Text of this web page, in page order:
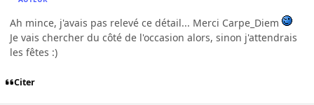
Ah mince, j'avais pas relevé ce détail... Merci Carpe_Diem
Je vais chercher du côté de l'occasion alors, sinon j'attendrais
les fêtes :)
Citer